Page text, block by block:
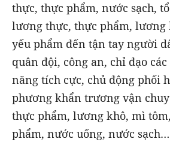
thực, thực phẩm, nước sạch,
lương thực, thực phẩm, lương
yếu phẩm đến tận tay người
quân đội, công an, chỉ đạo
năng tích cực, chủ động phối
phương khẩn trương vận
thực phẩm, lương khô, mì
phẩm, nước uống, nước